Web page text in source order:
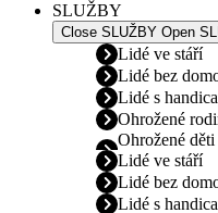
SLUŽBY
Close SLUŽBY Open
Lidé ve stáří
Lidé bez
Lidé s
Ohrožené
Ohrožené děti
Lidé ve stáří
Lidé bez
Lidé s